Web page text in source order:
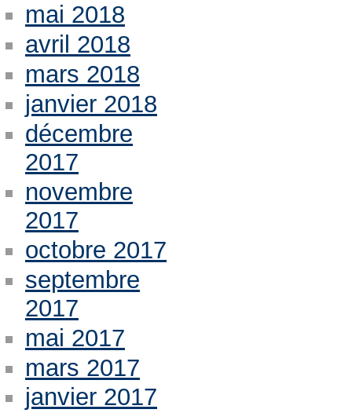
mai 2018
avril 2018
mars 2018
janvier 2018
décembre
2017
novembre
2017
octobre 2017
septembre
2017
mai 2017
mars 2017
janvier 2017